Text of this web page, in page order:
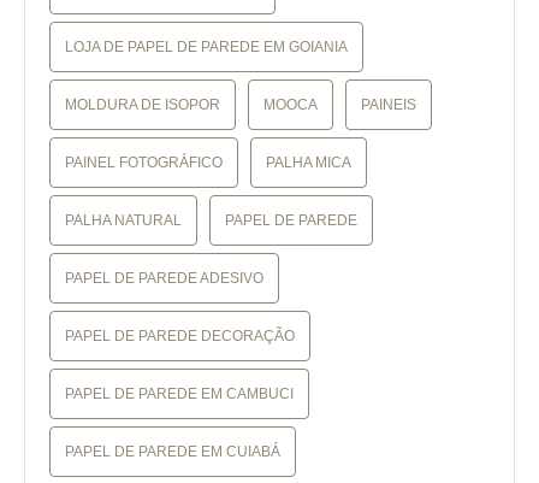
LOJA DE PAPEL DE PAREDE EM GOIANIA
MOLDURA DE ISOPOR MOOCA PAINEIS
PAINEL FOTOGRÁFICO PALHA MICA
PALHA NATURAL PAPEL DE PAREDE
PAPEL DE PAREDE ADESIVO
PAPEL DE PAREDE DECORAÇÃO
PAPEL DE PAREDE EM CAMBUCI
PAPEL DE PAREDE EM CUIABÁ